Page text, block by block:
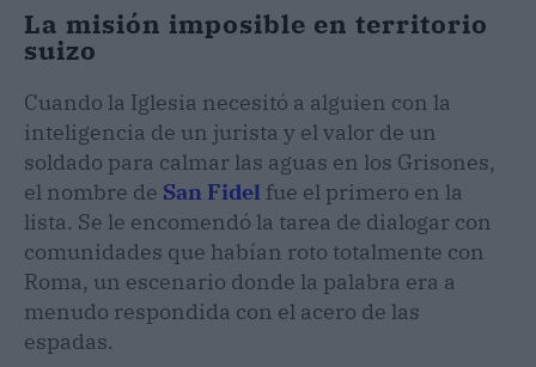
La misión imposible en territorio
suizo
Cuando la Iglesia necesitó a alguien con la
inteligencia de un jurista y el valor de un
soldado para calmar las aguas en los Grisones,
el nombre de San Fidel fue el primero en la
lista. Se le encomendó la tarea de dialogar con
comunidades que habían roto totalmente con
Roma, un escenario donde la palabra era a
menudo respondida con el acero de las
espadas.